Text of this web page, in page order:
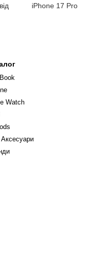
iPhone 17 Pro
Watch
Аксесуари